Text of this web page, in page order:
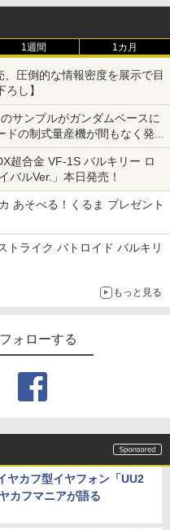
1週間 1カ月
、圧倒的な情報密度を展示で目
し】
サンプルがガンダムベースに
の制式量産機が間もなく発送
超合金 VF-1S バルキリー ロ
バルVer.」本日発売！
あそべる！くるま プレゼント
ではの体験とコラボの楽しさを
トライク バトロイド バルキリ
もっと見る
ォローする
ヤカフ型イヤフォン「UU2
カフマニアが語る